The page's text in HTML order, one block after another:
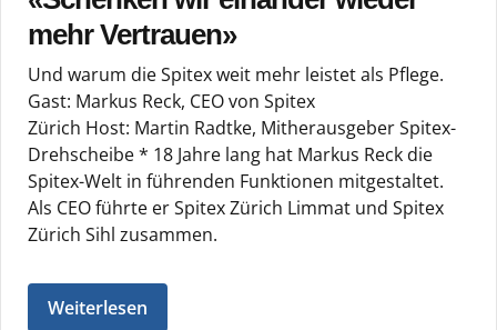
mehr Vertrauen»
Und warum die Spitex weit mehr leistet als Pflege.
Gast: Markus Reck, CEO von Spitex
Zürich Host: Martin Radtke, Mitherausgeber Spitex-
Drehscheibe * 18 Jahre lang hat Markus Reck die
Spitex-Welt in führenden Funktionen mitgestaltet.
Als CEO führte er Spitex Zürich Limmat und Spitex
Zürich Sihl zusammen.
Weiterlesen